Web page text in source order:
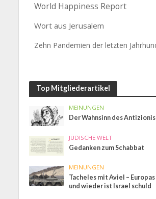
World Happiness Report
Wort aus Jerusalem
Zehn Pandemien der letzten
Top Mitgliederartikel
MEINUNGEN
Der Wahnsinn des
JÜDISCHE WELT
Gedanken zum Schabbat
MEINUNGEN
Tacheles mit Aviel –
und wieder ist Israel schuld